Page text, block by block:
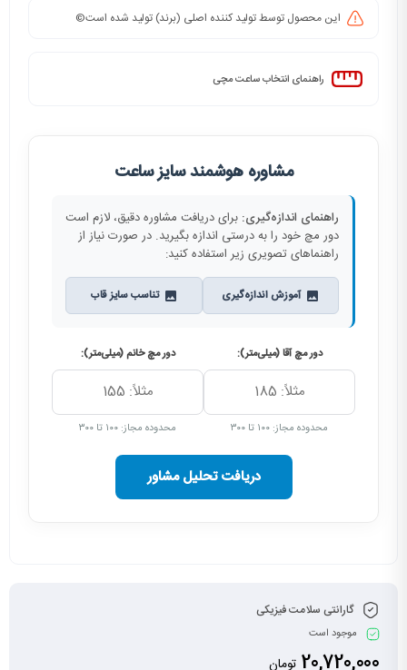
این محصول توسط تولید کننده اصلی (برند) تولید شده است©️
راهنمای انتخاب ساعت مچی
مشاوره هوشمند سایز ساعت
راهنمای اندازه‌گیری: برای دریافت مشاوره دقیق، لازم است
دور مچ خود را به درستی اندازه بگیرید. در صورت نیاز از
راهنماهای تصویری زیر استفاده کنید:
آموزش اندازه‌گیری تناسب سایز قاب
دور مچ آقا (میلی‌متر):
محدوده مجاز: ۱۰۰ تا ۳۰۰
دور مچ خانم (میلی‌متر):
محدوده مجاز: ۱۰۰ تا ۳۰۰
دریافت تحلیل مشاور
گارانتی سلامت فیزیکی
موجود است
20,720,000 تومان